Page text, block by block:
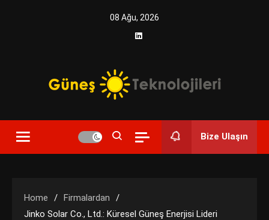
08 Ağu, 2026
Güneş Teknolojileri | Solar
Enerji Çözümleri ve
Bize Ulaşın
Home
Firmalardan
Jinko Solar Co., Ltd.: Küresel Güneş Enerjisi Lideri